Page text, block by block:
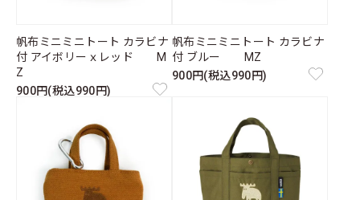
帆布ミニミニトート カラビナ
付 アイボリーｘレッド M
Z
900円(税込990円)
帆布ミニミニトート カラビナ
付 ブルー MZ
900円(税込990円)